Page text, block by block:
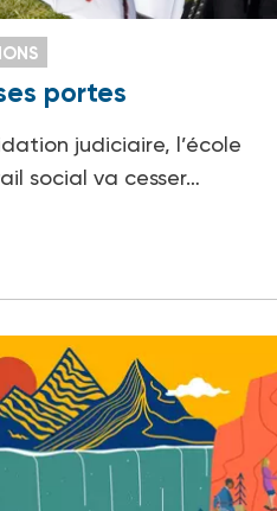
portes
judiciaire, l’école
social va cesser…